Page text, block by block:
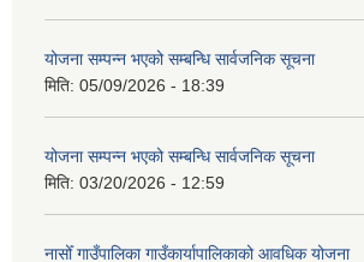
योजना सम्पन्न भएको सम्बन्धि सार्वजनिक सूचना
मिति: 05/09/2026 - 18:39
योजना सम्पन्न भएको सम्बन्धि सार्वजनिक सूचना
मिति: 03/20/2026 - 12:59
नासोँ गाउँपालिका गाउँकार्यापालिकाको आवधिक योजना